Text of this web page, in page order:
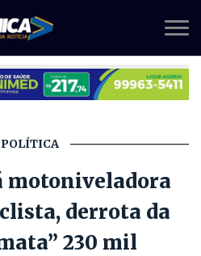
POLÍTICA
motoniveladora
derrota da
230 mil